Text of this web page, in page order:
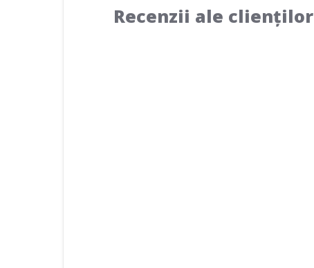
Recenzii ale clienților